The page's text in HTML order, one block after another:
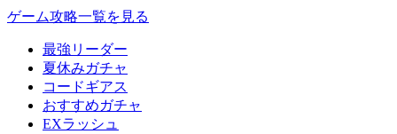
ゲーム攻略一覧を見る
最強リーダー
夏休みガチャ
コードギアス
おすすめガチャ
EXラッシュ